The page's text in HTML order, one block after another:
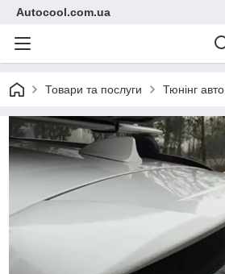
Autocool.com.ua
Товари та послуги Тюнінг авто